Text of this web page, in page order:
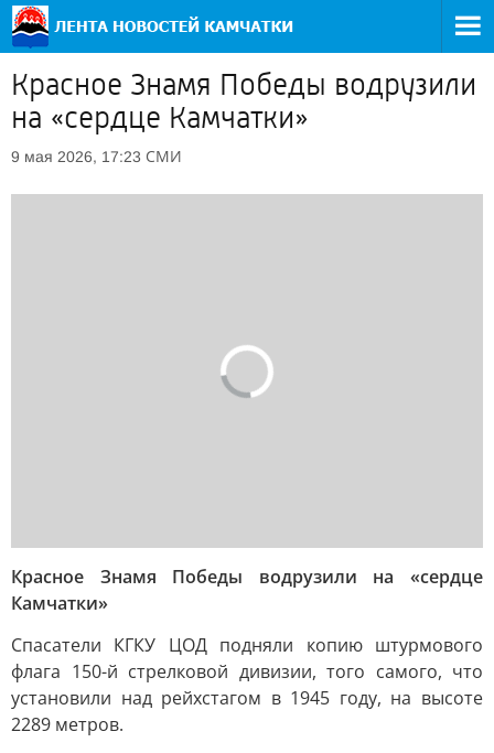
Красное Знамя Победы водрузили
на «сердце Камчатки»
9 мая 2026, 17:23 СМИ
Красное Знамя Победы водрузили на «сердце
Камчатки»
Спасатели КГКУ ЦОД подняли копию штурмового
флага 150-й стрелковой дивизии, того самого, что
установили над рейхстагом в 1945 году, на высоте
2289 метров.